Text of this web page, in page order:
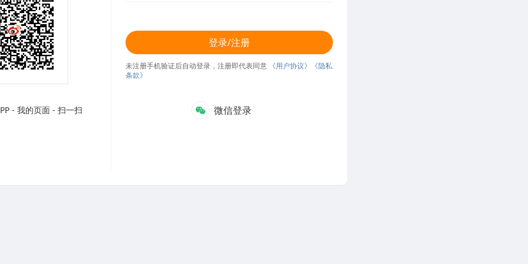
- 我的页面 - 扫一扫
登录/注册
未注册手机验证后自动登录，注册即代表同意 《用户协议》
《隐私
条款》
微信登录